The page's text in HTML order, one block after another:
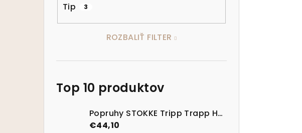
Tip 3
ROZBALIŤ FILTER
Top 10 produktov
Popruhy STOKKE Tripp Trapp Harness V2 - nová generácia
€44,10